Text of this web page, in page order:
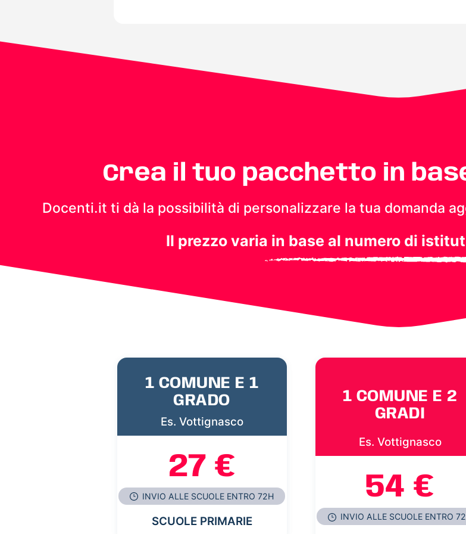
Crea il tuo pacchetto in
Docenti.it ti dà la possibilità di personalizzare la tua domanda
Il prezzo varia in base al numero di
1 COMUNE E 1
GRADO
Es. Vottignasco
27 €
INVIO ALLE SCUOLE ENTRO 72H
SCUOLE PRIMARIE
1 COMUNE E 2
GRADI
Es. Vottignasco
54 €
INVIO ALLE SCUOLE ENTRO